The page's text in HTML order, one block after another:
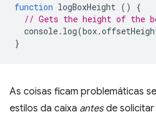
function logBoxHeight ()
{
// Gets the height of the
console. log(box.
}
As coisas ficam problemáticas
estilos da caixa antesde solicitar